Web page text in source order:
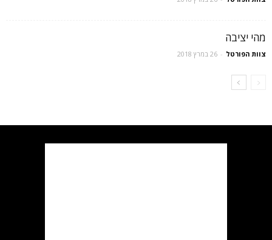
מהי יציבה
צוות הפורטל - 26 במרץ 2018